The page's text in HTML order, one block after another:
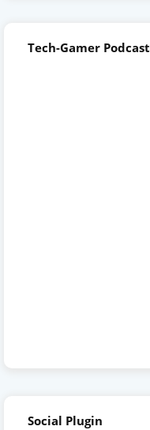
Tech-Gamer Podcast
Social Plugin